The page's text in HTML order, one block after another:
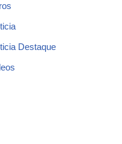
Destaque